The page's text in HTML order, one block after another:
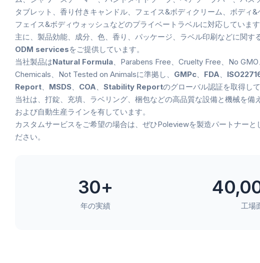
タブレット、香り付きキャンドル、フェイス&ボディクリーム、ボディ&
フェイス&ボディウォッシュなどのプライベートラベルに対応しています
主に、製品効能、成分、色、香り、パッケージ、ラベル印刷などに関す
ODM servicesをご提供しています。
当社製品はNatural Formula、Parabens Free、Cruelty Free、No
Chemicals、Not Tested on Animalsに準拠し、 GMPc、 FDA、
Report、 MSDS、 COA、 Stability Reportのグローバル認証を取得して
当社は、打錠、充填、ラベリング、梱包などの高品質な設備と機械を備
および自動生産ラインを有しています。
カスタムサービスをご希望の場合は、ぜひPoleviewを製造パートナーと
ださい。
30+
年の実績 工場